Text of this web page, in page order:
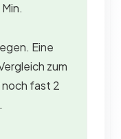
Eine
zum
noch fast 2